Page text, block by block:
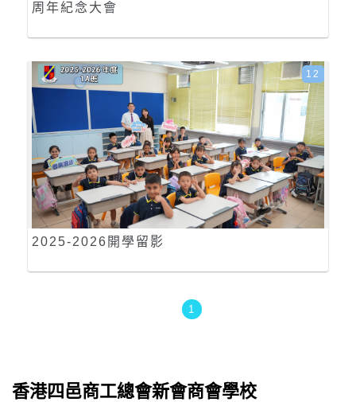
周年紀念大會
2025-2026開學留影
12
1
香港四邑商工總會新會商會學校